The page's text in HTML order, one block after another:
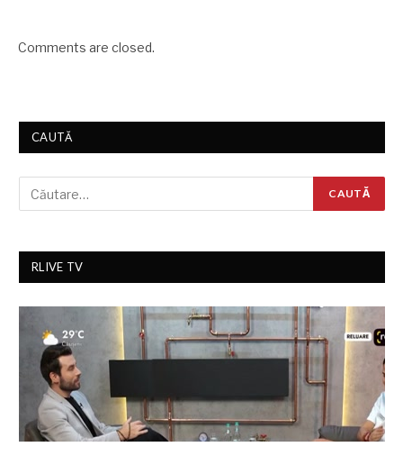
Comments are closed.
CAUTĂ
RLIVE TV